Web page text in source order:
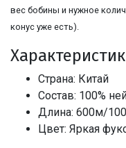
вес бобины и нужное
конус уже есть).
Страна: Китай
Состав: 100%
Длина: 600м/
Цвет: Яркая